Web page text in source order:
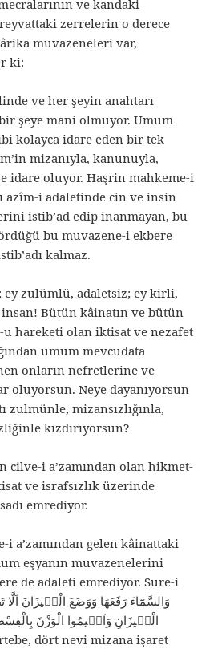
ve kandaki
zerrelerin o derece
muvazeneleri var,
ki:
ve her şeyin anahtarı
şeye mani olmuyor. Umum
kolayca idare eden bir tek
mizanıyla, kanunuyla,
idare oluyor. Haşrin mahkeme-i
azîm-i adaletinde cin ve insin
istib’ad edip inanmayan, bu
bu muvazene-i ekbere
kalmaz.
ey zulümlü, adaletsiz; ey kirli,
Bütün kâinatın ve bütün
u hareketi olan iktisat ve nezafet
umum mevcudata
onların nefretlerine ve
oluyorsun. Neye dayanıyorsun
zulmünle, mizansızlığınla,
kızdırıyorsun?
cilve-i a’zamından olan hikmet-
ve israfsızlık üzerinde
emrediyor.
i a’zamından gelen kâinattaki
eşyanın muvazenelerini
de adaleti emrediyor. Sure-i
الْمٖيزَانِ وَاَقٖيمُوا الْوَزْنَ
dört nevi mizana işaret